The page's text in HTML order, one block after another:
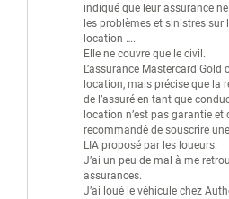
indiqué que leur assurance
les problèmes et sinistres sur
location ….
Elle ne couvre que le civil.
L’assurance Mastercard Gold
location, mais précise que la
de l’assuré en tant que
location n’est pas garantie et
recommandé de souscrire
LIA proposé par les loueurs.
J’ai un peu de mal à me
assurances.
J’ai loué le véhicule chez